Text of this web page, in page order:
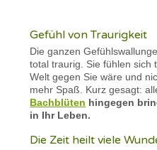
Gefühl von Traurigkeit
Die ganzen
total traurig. Sie fühlen sich
Welt gegen Sie wäre und
mehr Spaß. Kurz gesagt:
Bachblüten hingegen
in Ihr Leben.
Die Zeit heilt viele